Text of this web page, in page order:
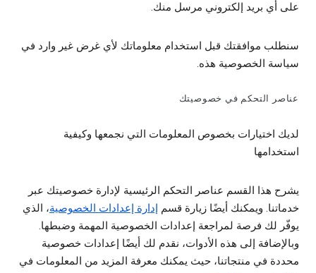
على أي بريد إلكتروني مرسل منك.
سنطلب موافقتك قبل استخدام معلوماتك لأي غرض غير وارد في
سياسة الخصوصية هذه.
عناصر التحكم في خصوصيتك
لديك اختيارات بخصوص المعلومات التي نجمعها وكيفية
استخدامها
يشرح هذا القسم عناصر التحكم الرئيسية لإدارة خصوصيتك عبر
خدماتنا. ويمكنك أيضًا زيارة قسم إدارة إعدادات الخصوصية، الذي
يوفّر لك فرصة لمراجعة إعدادات الخصوصية المهمة وضبطها.
وبالإضافة إلى هذه الأدوات، نقدم لك أيضًا إعدادات خصوصية
محددة في منتجاتنا، حيث يمكنك معرفة المزيد من المعلومات في